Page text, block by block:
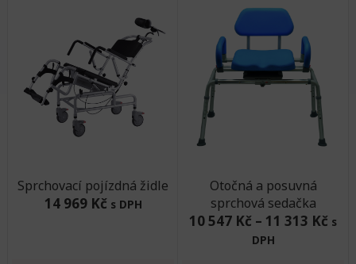
Sprchovací pojízdná židle
14 969 Kč s DPH
Otočná a posuvná
sprchová sedačka
10 547 Kč – 11 313 Kč s
DPH